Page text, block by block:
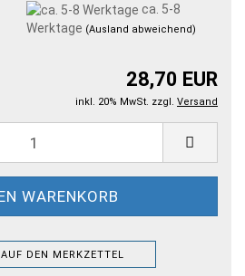
ca. 5-8
Werktage (Ausland abweichend)
28,70 EUR
inkl. 20% MwSt. zzgl. Versand
AUF DEN MERKZETTEL